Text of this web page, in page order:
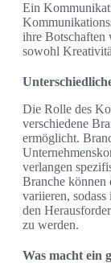
Ein
ihre Botschaften
sowohl
Die Rolle des
verschiedene
ermöglicht.
verlangen
Branche können
variieren,
den
zu werden.
Was macht ein